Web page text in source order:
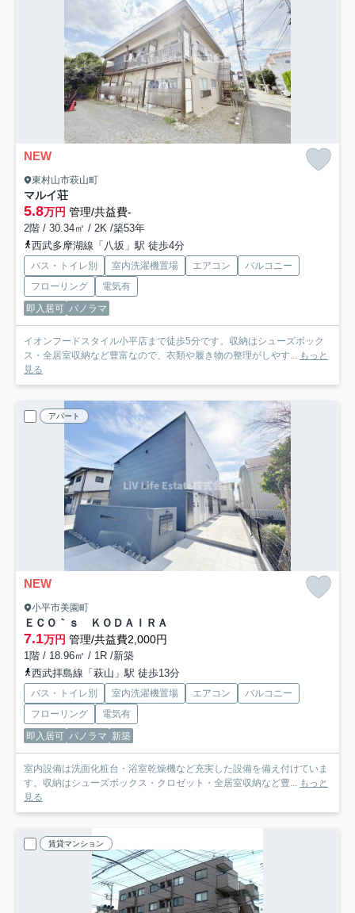
NEW
東村山市萩山町
マルイ荘
5.8万円 管理/共益費-
2階 / 30.34㎡ / 2K /築53年
西武多摩湖線「八坂」駅 徒歩4分
バス・トイレ別 室内洗濯機置場 エアコン
バルコニー
フローリング
電気有
即入居可 パノラマ
イオンフードスタイル小平店まで徒歩5分です。収納はシューズボック
ス・全居室収納など豊富なので、衣類や履き物の整理がしやす... もっと
見る
アパート
NEW
小平市美園町
ＥＣＯ｀ｓ ＫＯＤＡＩＲＡ
7.1万円 管理/共益費2,000円
1階 / 18.96㎡ / 1R /新築
西武拝島線「萩山」駅 徒歩13分
バス・トイレ別 室内洗濯機置場 エアコン
バルコニー
フローリング
電気有
即入居可 パノラマ 新築
室内設備は洗面化粧台・浴室乾燥機など充実した設備を備え付けていま
す。収納はシューズボックス・クロゼット・全居室収納など豊... もっと
見る
賃貸マンション